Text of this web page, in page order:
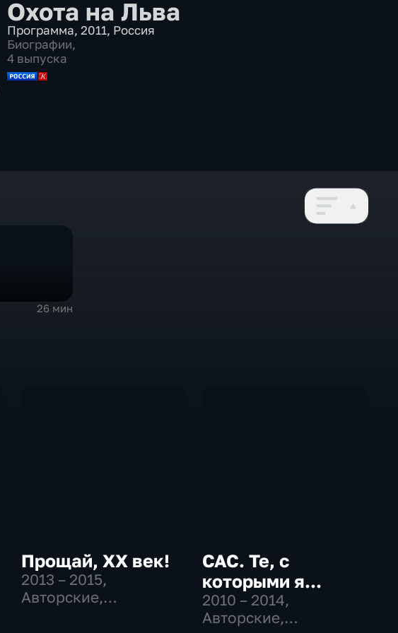
Охота на Льва
Программа, 2011, Россия
Биографии,
4 выпуска
26 мин
Прощай, ХХ век!
2013 – 2015,
Авторские,
САС. Те, с
которыми я...
2010 – 2014,
Авторские,